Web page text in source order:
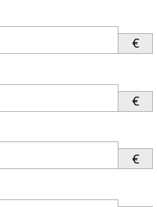
€
€
€